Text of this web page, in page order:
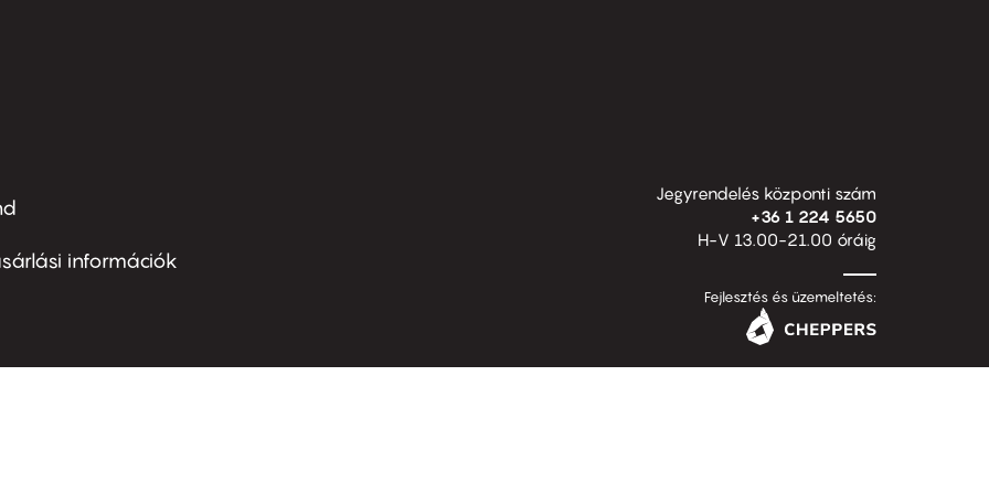
információk
Jegyrendelés központi szám
+36 1 224 5650
H-V 13.00-21.00 óráig
Fejlesztés és üzemeltetés: